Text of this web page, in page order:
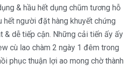
& hầu hết dụng chũm tương hỗ
hết người đặt hàng khuyết chứng
& dễ tiếp cận. Những cải tiến ấy ấy
cù lao chàm 2 ngày 1 đêm trong
phục thuận lợi ao mong chờ thành